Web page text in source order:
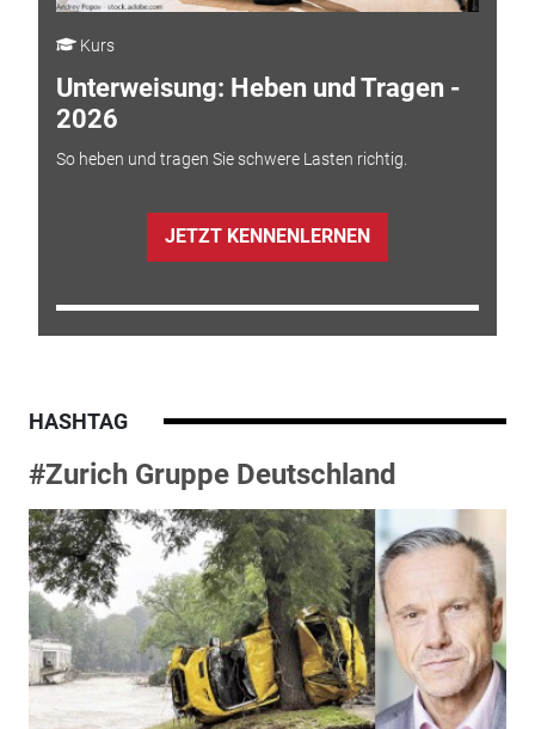
Kurs
Unterweisung: Heben und Tragen -
2026
So heben und tragen Sie schwere Lasten richtig.
JETZT KENNENLERNEN
HASHTAG
#Zurich Gruppe Deutschland